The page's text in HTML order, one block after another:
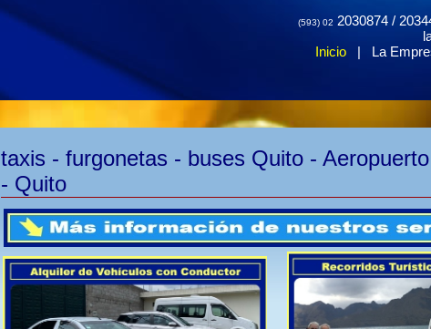
(593) 02 2030874 /
Inicio | La
taxis - furgonetas - buses Quito -
- Quito